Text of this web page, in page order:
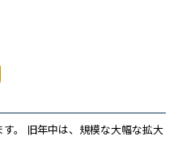
。 旧年中は、規模な大幅な拡大